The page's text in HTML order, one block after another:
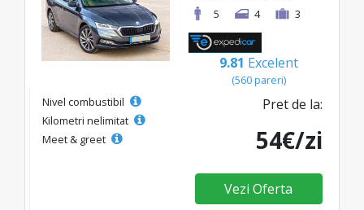
5
4 3
9.81 Excelent
(560 pareri)
Nivel combustibil
Kilometri nelimitat
Meet & greet
Pret de la:
54€/zi
Vezi Oferta